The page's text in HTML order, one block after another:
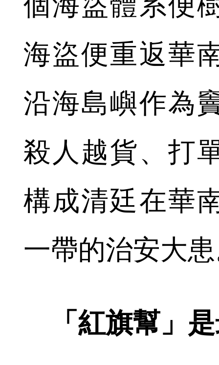
海盜便重返華
沿海島嶼作為
殺人越貨、打
構成清廷在華
一帶的治安大
「紅旗幫」